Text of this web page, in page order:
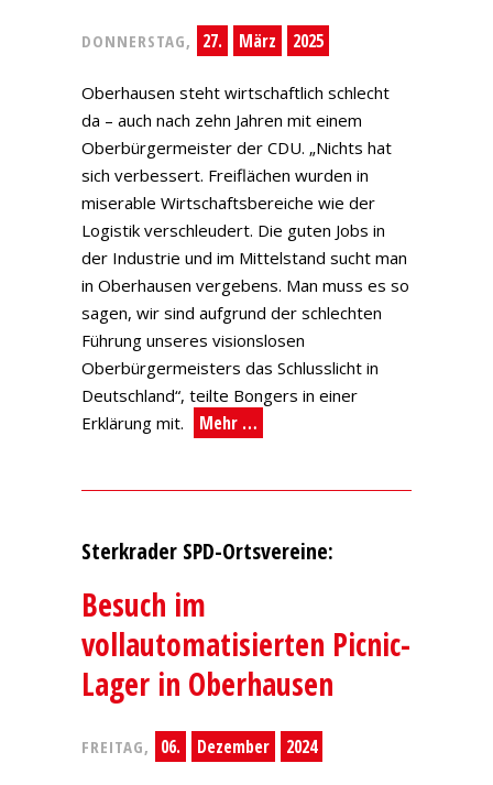
DONNERSTAG, 27. März 2025
Oberhausen steht wirtschaftlich schlecht
da – auch nach zehn Jahren mit einem
Oberbürgermeister der CDU. „Nichts hat
sich verbessert. Freiflächen wurden in
miserable Wirtschaftsbereiche wie der
Logistik verschleudert. Die guten Jobs in
der Industrie und im Mittelstand sucht man
in Oberhausen vergebens. Man muss es so
sagen, wir sind aufgrund der schlechten
Führung unseres visionslosen
Oberbürgermeisters das Schlusslicht in
Deutschland“, teilte Bongers in einer
Erklärung mit.
Mehr …
Sterkrader SPD-Ortsvereine:
Besuch im
vollautomatisierten Picnic-
Lager in Oberhausen
FREITAG, 06. Dezember 2024